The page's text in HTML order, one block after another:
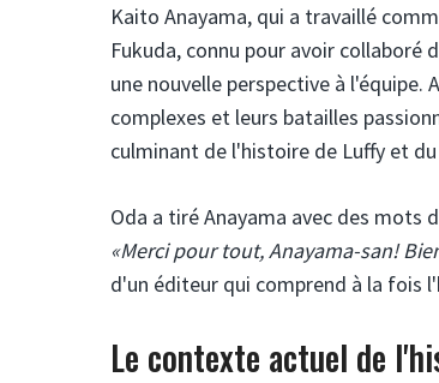
Kaito Anayama, qui a travaillé
Fukuda, connu pour avoir collaboré
une nouvelle perspective à l'équipe.
complexes et leurs batailles
culminant de l'histoire de Luffy et du
Oda a tiré Anayama avec des mots
«Merci pour tout, Anayama-san!
d'un éditeur qui comprend à la fois
Le contexte actuel de